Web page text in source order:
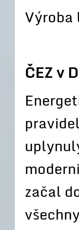
ČEZ v
začal